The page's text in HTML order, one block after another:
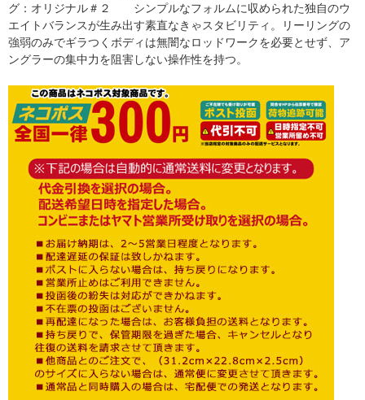
グ：オリジナル＃２ シンプルなフォルムに収められた独自のウ
エイトバランスが生み出す素直なきゃスタビリティ。リーリングの
強弱のみでギラつくボディは無闇なロッドワークを必要とせず、ア
ングラーの集中力を阻害しない操作性を持つ。